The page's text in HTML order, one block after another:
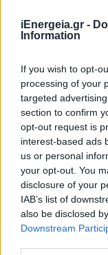
iEnergeia.gr -
Information
If you wish to opt-
processing of your
targeted
section to confirm
opt-out request is
interest-based ads
us or personal
your opt-out. You
disclosure of your
IAB’s list of
also be disclosed
Downstream
ΚΟΣΜΟΣ
Κίνα: Ετήσια